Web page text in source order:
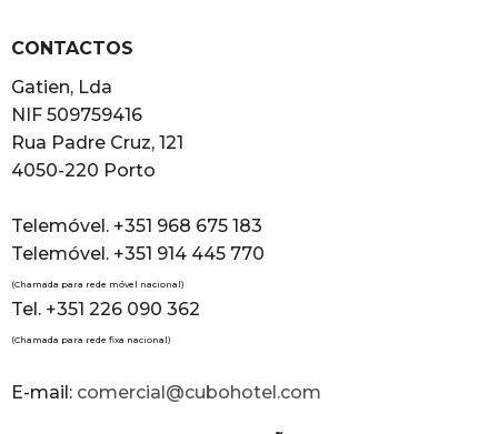
CONTACTOS
Gatien, Lda
NIF 509759416
Rua Padre Cruz, 121
4050-220 Porto
Telemóvel. +351 968 675 183
Telemóvel. +351 914 445 770
(Chamada para rede móvel nacional)
Tel. +351 226 090 362
(Chamada para rede fixa nacional)
E-mail: comercial@cubohotel.com